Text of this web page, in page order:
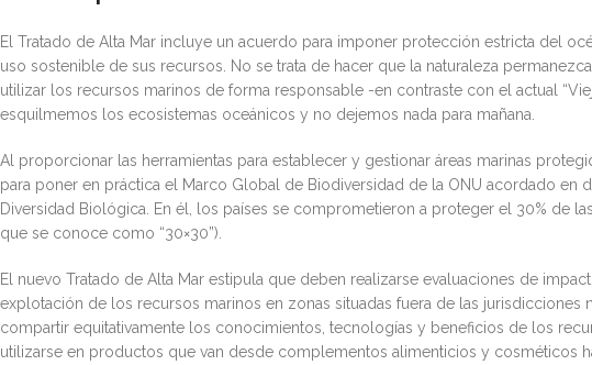
El Tratado de Alta Mar incluye un acuerdo para imponer protección estricta del
uso sostenible de sus recursos. No se trata de hacer que la naturaleza
utilizar los recursos marinos de forma responsable -en contraste con el actual
esquilmemos los ecosistemas oceánicos y no dejemos nada para mañana.
Al proporcionar las herramientas para establecer y gestionar áreas marinas
para poner en práctica el Marco Global de Biodiversidad de la ONU acordado en
Diversidad Biológica. En él, los países se comprometieron a proteger el 30% de
que se conoce como “30×30”).
El nuevo Tratado de Alta Mar estipula que deben realizarse evaluaciones de
explotación de los recursos marinos en zonas situadas fuera de las
compartir equitativamente los conocimientos, tecnologías y beneficios de los
utilizarse en productos que van desde complementos alimenticios y cosméticos